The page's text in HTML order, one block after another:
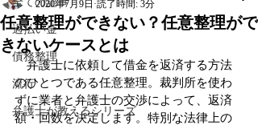
過払い金
債務整理
流行
弁護士が教えるシリーズ
任意整理ができない？任意整理がで
きないケースとは
2020年7月9日 読了時間: 3分
弁護士に依頼して借金を返済する方法
のひとつである任意整理。裁判所を使わ
ずに業者と弁護士の交渉によって、返済
額・回数を決定します。特別な法律上の